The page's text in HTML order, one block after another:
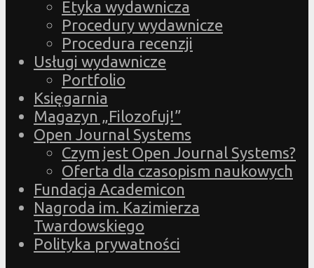
Etyka wydawnicza
Procedury wydawnicze
Procedura recenzji
Usługi wydawnicze
Portfolio
Księgarnia
Magazyn „Filozofuj!”
Open Journal Systems
Czym jest Open Journal Systems?
Oferta dla czasopism naukowych
Fundacja Academicon
Nagroda im. Kazimierza
Twardowskiego
Polityka prywatności